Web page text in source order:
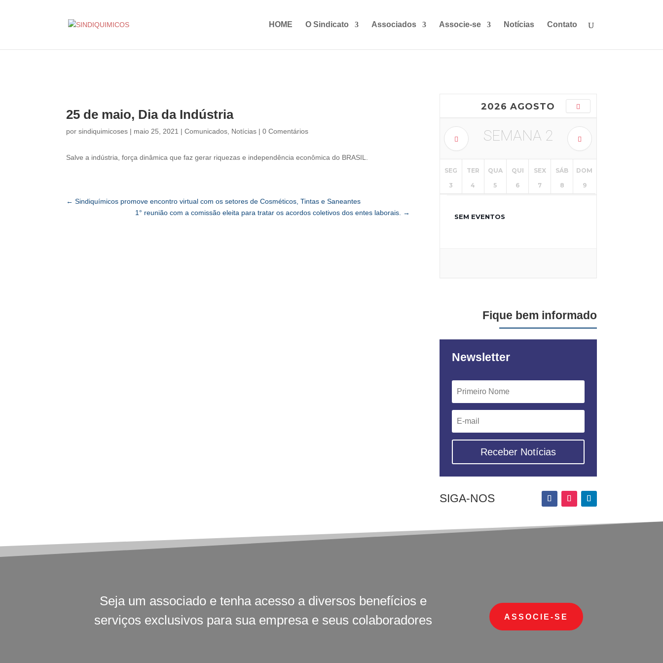
HOME O Sindicato Associados Associe-se Notícias Contato
25 de maio, Dia da Indústria
porsindiquimicoses | maio 25, 2021 |Comunicados Notícias |0 Comentários
Salve a indústria, força dinâmica que faz gerar riquezas e independência econômica do BRASIL.
←Sindiquímicos promove encontro virtual com os setores de Cosméticos, Tintas e Saneantes
1° reunião com a comissão eleita para tratar os acordos coletivos dos entes laborais.
→
2026 AGOSTO
SEMANA 2
SEG
3
TER
4
QUA
5
QUI
6
SEX
7
SÁB
8
DOM
9
SEM EVENTOS
Fique bem informado
Newsletter
Receber Notícias
SIGA-NOS
Seja um associado e tenha acesso a diversos benefícios e
serviços exclusivos para sua empresa e seus colaboradores
ASSOCIE-SE